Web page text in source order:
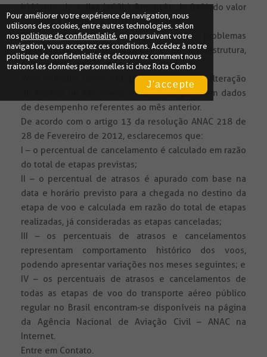
b) Menos de 7 dias (168h): Retenção de 85% do valor
da tarifa + diferença tarifária, se houver.
São considerados eventos como problemas
aeroportuários, meteorológicos e de infraestrutura,
sob controle ou não da empresa aérea.
Voos exibidos como ‘n/d’ podem ter sofrido alteração
de horário ou são novas rotas e não possuem dados
de desempenho referentes ao mês anterior.
De acordo com o artigo 13 da resolução ANAC 218 de
28 de Fevereiro de 2012, esclarecemos que:
I – o percentual de cancelamento é calculado em razão
do total de etapas previstas;
II – o percentual de atrasos é apurado com base na
data e horário previsto para a chegada no destino da
etapa de voo e calculada em razão do total de etapas
realizadas, já consideradas as etapas canceladas;
III – os percentuais de atrasos e cancelamentos
representam comportamento histórico dos voos,
podendo apresentar variações nos meses seguintes; e
IV – os percentuais de atrasos e cancelamentos de
todas as etapas de voo do transporte aéreo público
regular no Brasil encontram-se disponíveis na página
da Agência Nacional de Aviação Civil – ANAC na
Internet.
Entre em Contato.
Pour améliorer votre expérience de navigation, nous
utilisons des cookies, entre autres technologies. selon
nospolitique de confidentialité, en poursuivant votre
navigation, vous acceptez ces conditions. Accédez à notre
politique de confidentialitéet découvrez comment nous
traitons les données personnelles ici chez Rota Combo
J'accepte